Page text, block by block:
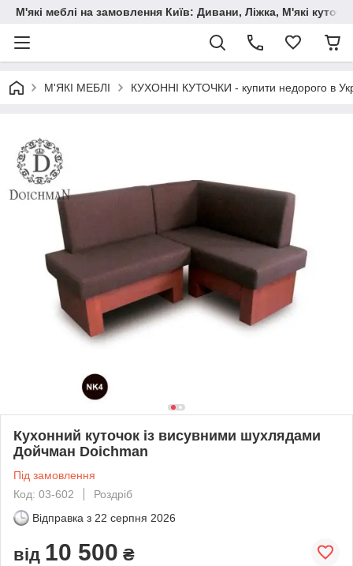
М'які меблі на замовлення Київ: Дивани, Ліжка, М'які
М'ЯКІ МЕБЛІ КУХОННІ КУТОЧКИ - купити недорого в
Кухонний куточок із висувними шухлядами
Дойчман Doichman
Під замовлення
Код: 03-602
Роздріб
Відправка з 22 серпня 2026
від 10 500 ₴